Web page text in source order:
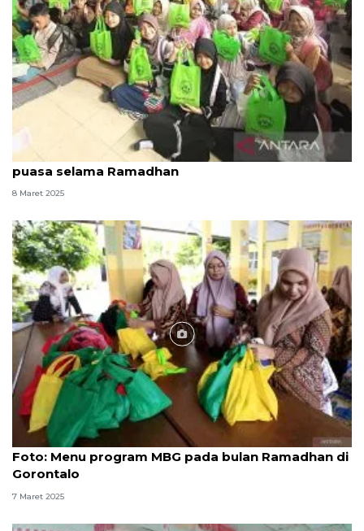
Menu program MBG di Banyuwangi diganti berbuka
puasa selama Ramadhan
8 Maret 2025
Foto
Foto: Menu program MBG pada bulan Ramadhan di
Gorontalo
7 Maret 2025